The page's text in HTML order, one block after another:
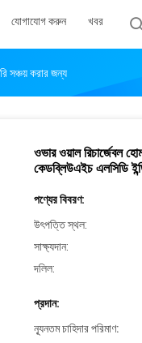
যোগাযোগ করুন খবর
সঞ্চয় করার জন্য
ওভার ওয়াল রিচার্জেবল
কেডব্লিউএইচ এলসিডি
পণ্যের বিবরণ:
উৎপত্তি স্থল:
সাক্ষ্যদান:
দলিল:
প্রদান:
ন্যূনতম চাহিদার পরিমাণ: